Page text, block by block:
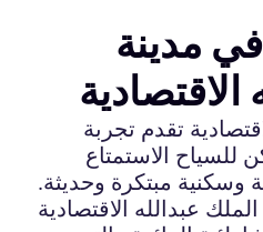
مدينة
الاقتصادية
تقدم تجربة
للسياح الاستمتاع
وسكنية مبتكرة وحديثة.
عبدالله الاقتصادية